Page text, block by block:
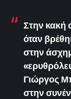
Στην κακή
όταν
στην
Γιώργος
στην